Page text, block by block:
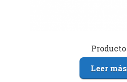
Producto
Leer más